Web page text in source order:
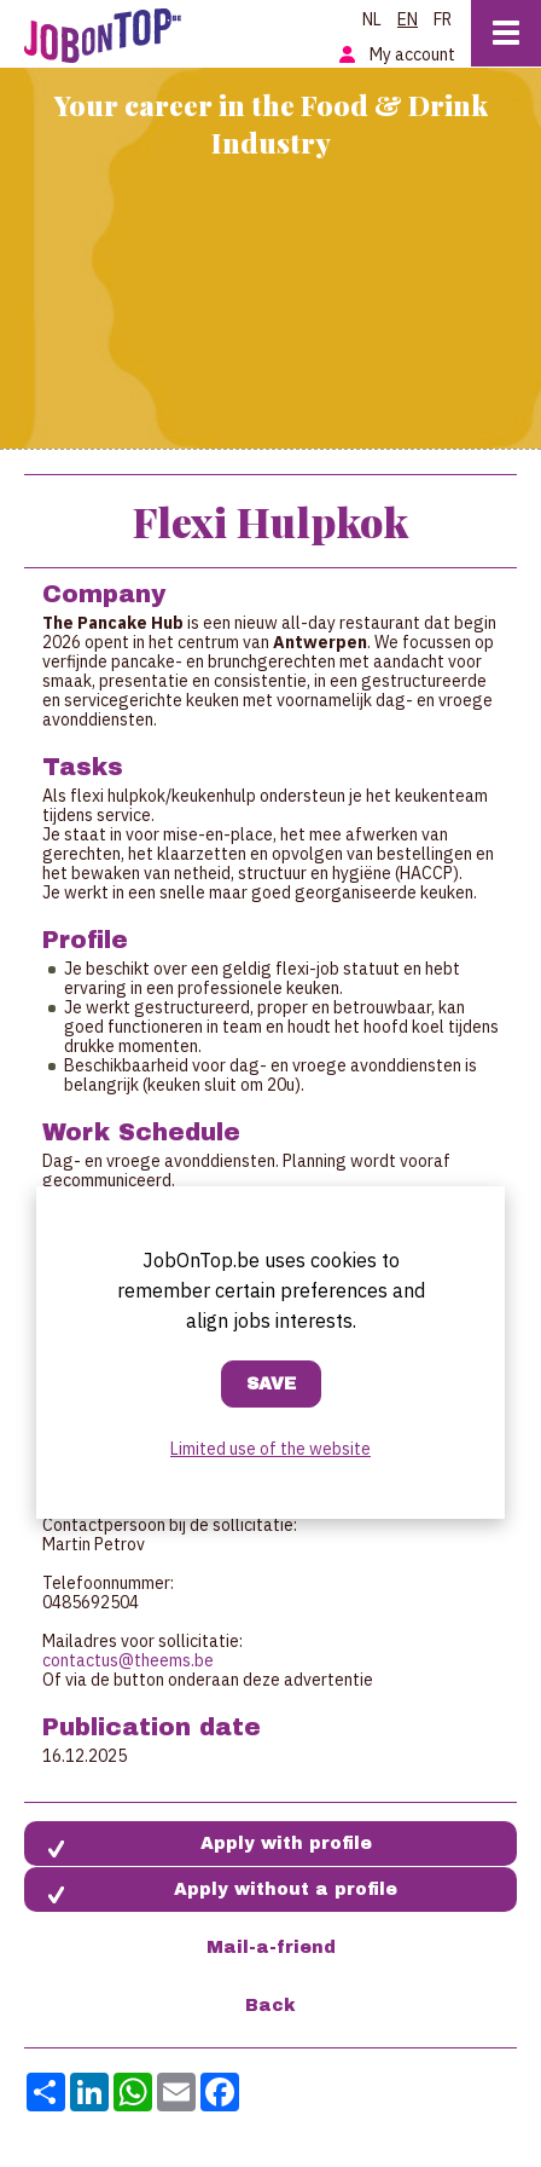
NL EN
FR
My account
Your career in the Food & Drink
Industry
Flexi Hulpkok
Company
The Pancake Hub is een nieuw all-day restaurant dat begin
2026 opent in het centrum van Antwerpen. We focussen op
verfijnde pancake- en brunchgerechten met aandacht voor
smaak, presentatie en consistentie, in een gestructureerde
en servicegerichte keuken met voornamelijk dag- en vroege
avonddiensten.
Tasks
Als flexi hulpkok/keukenhulp ondersteun je het keukenteam
tijdens service.
Je staat in voor mise-en-place, het mee afwerken van
gerechten, het klaarzetten en opvolgen van bestellingen en
het bewaken van netheid, structuur en hygiëne (HACCP).
Je werkt in een snelle maar goed georganiseerde keuken.
Profile
Je beschikt over een geldig flexi-job statuut en hebt
ervaring in een professionele keuken.
Je werkt gestructureerd, proper en betrouwbaar, kan
goed functioneren in team en houdt het hoofd koel tijdens
drukke momenten.
Beschikbaarheid voor dag- en vroege avonddiensten is
belangrijk (keuken sluit om 20u).
Work Schedule
Dag- en vroege avonddiensten. Planning wordt vooraf
gecommuniceerd.
Wij bieden flexi-opdrachten in een nieuw en professioneel
vaste en vooraf geplande shifts, voornamelijk dag- en
vroege avonddiensten en een correcte flexi-vergoeding.
Solliciteren
Contactpersoon bij de sollicitatie:
Martin Petrov
Telefoonnummer:
0485692504
Mailadres voor sollicitatie:
contactus@theems.be
Of via de button onderaan deze advertentie
Publication date
16.12.2025
Apply without a profile
Share LinkedInWhatsApp
Email
JobOnTop.be uses cookies to
remember certain preferences and
align jobs interests.
Limited use of the website